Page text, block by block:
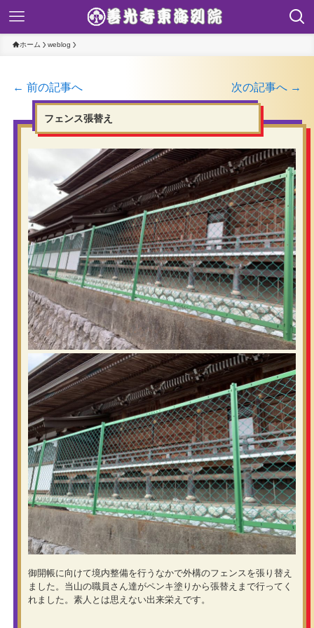
ホーム weblog
← 前の記事へ 次の記事へ →
フェンス張替え
御開帳に向けて境内整備を行うなかで外構のフェンスを張り替え
ました。当山の職員さん達がペンキ塗りから張替えまで行ってく
れました。素人とは思えない出来栄えです。